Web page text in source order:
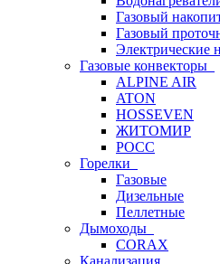
Газовый
Газовый
Электрические
Газовые конвекторы
ALPINE AIR
ATON
HOSSEVEN
ЖИТОМИР
РОСС
Горелки
Газовые
Дизельные
Пеллетные
Дымоходы
CORAX
Канализация